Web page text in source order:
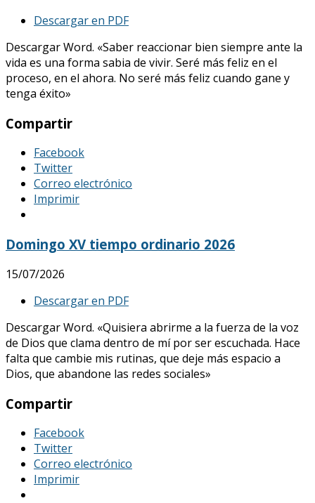
Descargar en PDF
Descargar Word. «Saber reaccionar bien siempre ante la
vida es una forma sabia de vivir. Seré más feliz en el
proceso, en el ahora. No seré más feliz cuando gane y
tenga éxito»
Compartir
Facebook
Twitter
Correo electrónico
Imprimir
Domingo XV tiempo ordinario 2026
15/07/2026
Descargar en PDF
Descargar Word. «Quisiera abrirme a la fuerza de la voz
de Dios que clama dentro de mí por ser escuchada. Hace
falta que cambie mis rutinas, que deje más espacio a
Dios, que abandone las redes sociales»
Compartir
Facebook
Twitter
Correo electrónico
Imprimir